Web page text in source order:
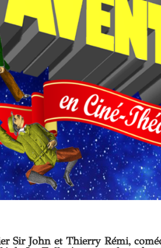
Sir John et Thierry Rémi,